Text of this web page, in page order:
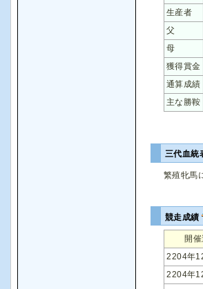
生産者
父
母
獲得賞金
通算成績
主な勝鞍
三代血統
繁殖牝馬
競走成績
開催
2204年
2204年